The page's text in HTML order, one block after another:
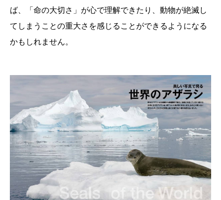
ば、「命の大切さ」が心で理解できたり、動物が絶滅し
てしまうことの重大さを感じることができるようになる
かもしれません。